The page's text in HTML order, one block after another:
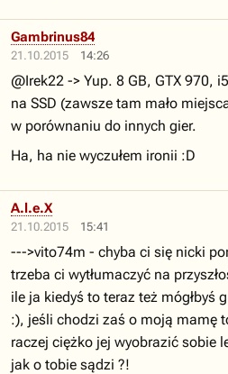
21.10.2015 14:26
Gambrinus84
@Irek22 -> Yup. 8 GB, GTX 970,
na SSD (zawsze tam mało
w porównaniu do innych gier.
Ha, ha nie wyczułem ironii :D
21.10.2015 15:41
A.l.e.X
--->vito74m - chyba ci się nicki
trzeba ci wytłumaczyć na
ile ja kiedyś to teraz też mógłbyś
:), jeśli chodzi zaś o moją mamę
raczej ciężko jej wyobrazić sobie
jak o tobie sądzi ?!